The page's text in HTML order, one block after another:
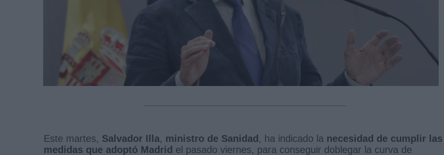
Este martes, Salvador Illa, ministro de Sanidad, ha indicado la necesidad de cumplir las
medidas que adoptó Madrid el pasado viernes, para conseguir doblegar la curva de